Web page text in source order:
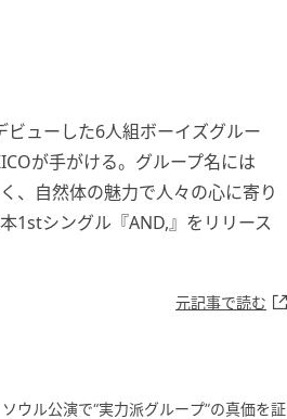
ューした6人組ボーイズグルー
が手がける。グループ名には
、自然体の魅力で人々の心に寄り
1stシングル『AND,』をリリース
元記事で読む
ウル公演で“実力派グループ”の真価を証